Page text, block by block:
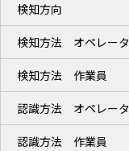
検知方向
検知方法 オペレータ
検知方法 作業員
認識方法 オペレータ
認識方法 作業員